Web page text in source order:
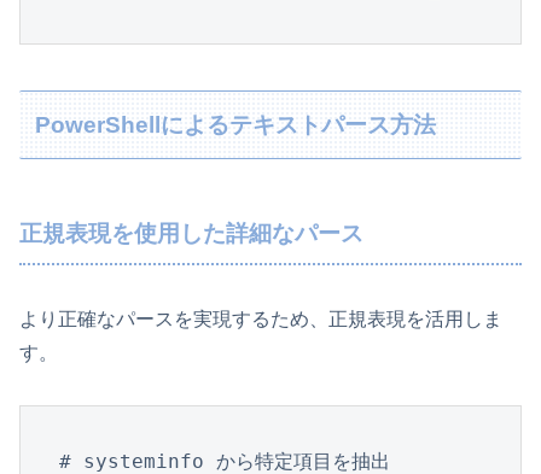
PowerShellによるテキストパース方法
正規表現を使用した詳細なパース
より正確なパースを実現するため、正規表現を活用しま
す。
# systeminfo から特定項目を抽出